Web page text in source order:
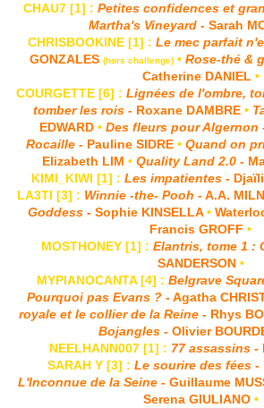
CHAU7 [1] : Petites confidences et
Martha's Vineyard - Sarah
CHRISBOOKINE [1] : Le mec parfait
GONZALES (hors challenge) • Rose-thé &
Catherine DANIEL •
COURGETTE [6] : Lignées de l'ombre,
tomber les rois- Roxane DAMBRE•
EDWARD • Des fleurs pour Algernon
Rocaille- Pauline SIDRE• Quand on
Elizabeth LIM • Quality Land 2.0 -
KIMI_KIWI [1] : Les impatientes- Djaïli
LA3TI [3] : Winnie -the- Pooh - A.A.
Goddess- Sophie KINSELLA•
Francis GROFF •
MOSTHONEY [1] : Elantris, tome 1 :
SANDERSON•
MYPIANOCANTA [4] : Belgrave
Pourquoi pas Evans ?- Agatha
royale et le collier de la Reine- Rhys
Bojangles - Olivier
NEELHANN007 [1] : 77 assassins -
SARAH Y [3] : Le sourire des fées -
L'Inconnue de la Seine - Guillaume
Serena GIULIANO•